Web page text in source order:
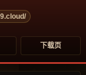
下载页